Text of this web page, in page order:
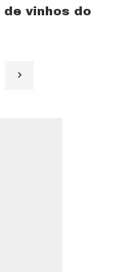
de vinhos do